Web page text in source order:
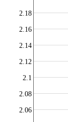
2.06
2.08
2.1
2.12
2.14
2.16
2.18